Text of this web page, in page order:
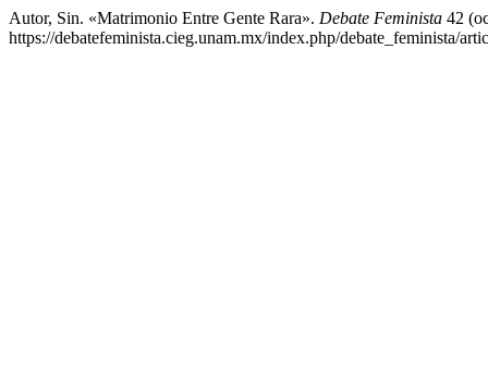
Autor, Sin. «Matrimonio Entre Gente Rara». Debate Feminista 42
https://debatefeminista.cieg.unam.mx/index.php/debate_feminista/